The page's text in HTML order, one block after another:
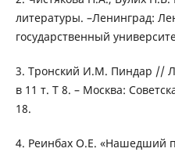
литературы. –Ленинград:
государственный
3. Тронский И.М. Пиндар //
в 11 т. Т 8. – Москва:
18.
4. Реинбах О.Е. «Нашедший